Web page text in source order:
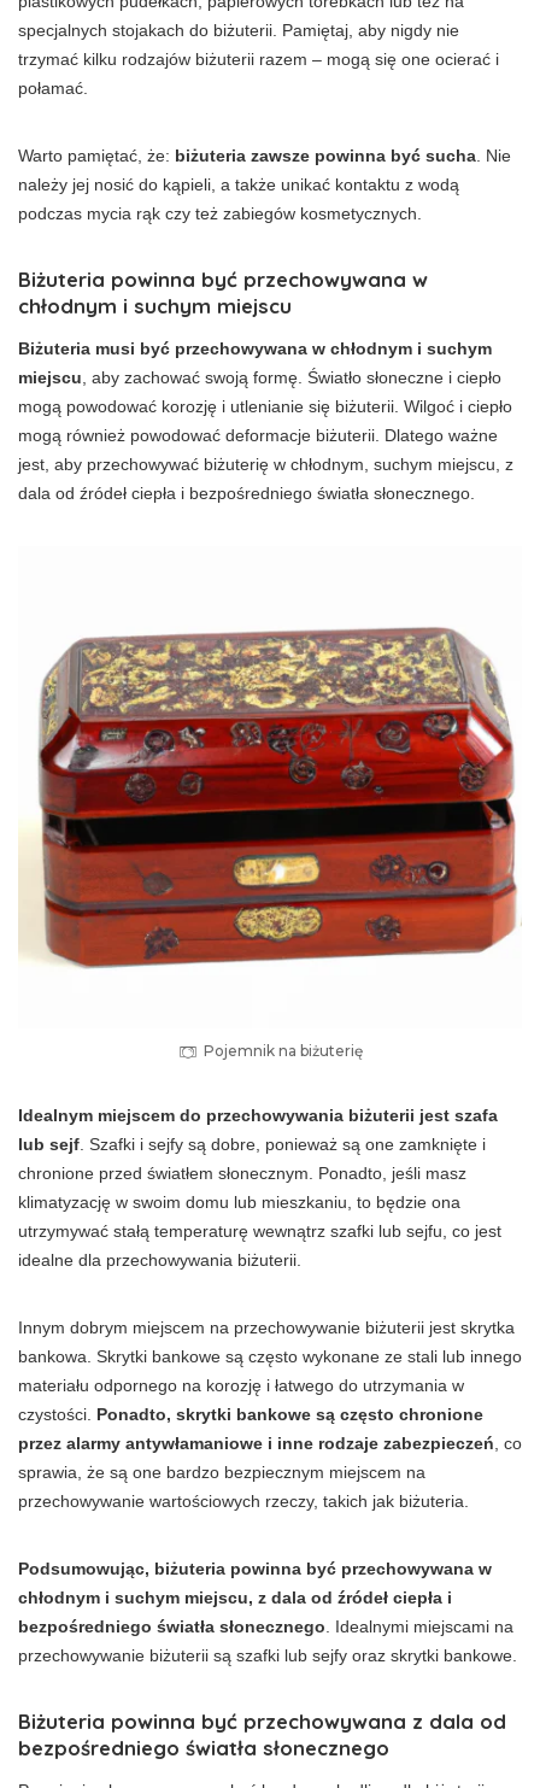
specjalnych stojakach do biżuterii. Pamiętaj, aby nigdy nie
trzymać kilku rodzajów biżuterii razem – mogą się one ocierać i
połamać.
Warto pamiętać, że: biżuteria zawsze powinna być sucha . Nie
należy jej nosić do kąpieli, a także unikać kontaktu z wodą
podczas mycia rąk czy też zabiegów kosmetycznych.
Biżuteria powinna być przechowywana w
chłodnym i suchym miejscu
Biżuteria musi być przechowywana w chłodnym i suchym
miejscu , aby zachować swoją formę. Światło słoneczne i ciepło
mogą powodować korozję i utlenianie się biżuterii. Wilgoć i ciepło
mogą również powodować deformacje biżuterii. Dlatego ważne
jest, aby przechowywać biżuterię w chłodnym, suchym miejscu, z
dala od źródeł ciepła i bezpośredniego światła słonecznego.
Pojemnik na biżuterię
Idealnym miejscem do przechowywania biżuterii jest szafa
lub sejf. Szafki i sejfy są dobre, ponieważ są one zamknięte i
chronione przed światłem słonecznym. Ponadto, jeśli masz
klimatyzację w swoim domu lub mieszkaniu, to będzie ona
utrzymywać stałą temperaturę wewnątrz szafki lub sejfu, co jest
idealne dla przechowywania biżuterii.
Innym dobrym miejscem na przechowywanie biżuterii jest skrytka
bankowa. Skrytki bankowe są często wykonane ze stali lub innego
materiału odpornego na korozję i łatwego do utrzymania w
czystości. Ponadto, skrytki bankowe są często chronione
przez alarmy antywłamaniowe i inne rodzaje zabezpieczeń, co
sprawia, że ​​są one bardzo bezpiecznym miejscem na
przechowywanie wartościowych rzeczy, takich jak biżuteria.
Podsumowując, biżuteria powinna być przechowywana w
chłodnym i suchym miejscu, z dala od źródeł ciepła i
bezpośredniego światła słonecznego. Idealnymi miejscami na
przechowywanie biżuterii są szafki lub sejfy oraz skrytki bankowe.
Biżuteria powinna być przechowywana z dala od
bezpośredniego światła słonecznego